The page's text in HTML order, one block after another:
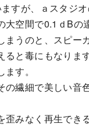
すが、ａスタジ
空間で0.1ｄBの
うのと、スピー
と毒にもなりま
す。
繊細で美しい音
みなく再生でき